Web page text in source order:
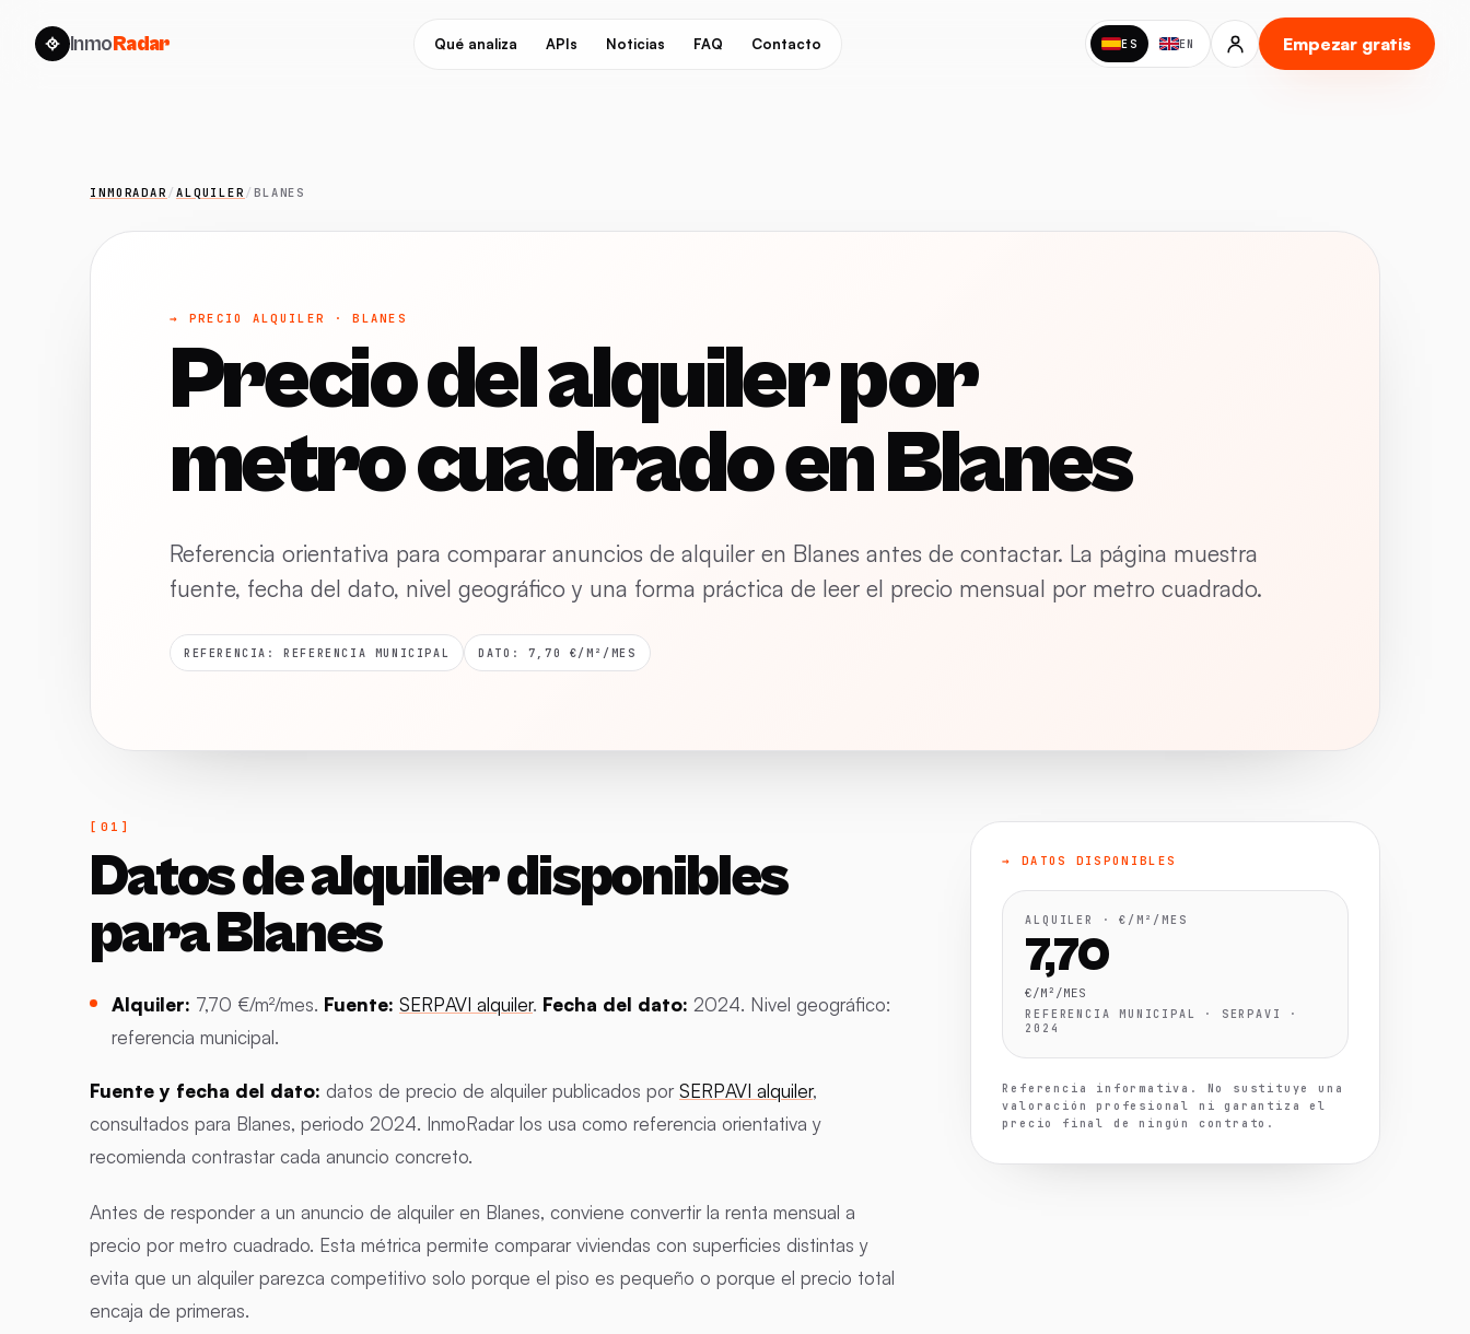
InmoRadar Qué analiza APIs Noticias FAQ Contacto ES EN Empezar gratis
INMORADAR / ALQUILER / BLANES
→ PRECIO ALQUILER · BLANES
Precio del alquiler por
metro cuadrado en Blanes
Referencia orientativa para comparar anuncios de alquiler en Blanes antes de contactar. La página muestra
fuente, fecha del dato, nivel geográfico y una forma práctica de leer el precio mensual por metro cuadrado.
REFERENCIA: REFERENCIA MUNICIPAL DATO: 7,70 €/M²/MES
→ DATOS DISPONIBLES
ALQUILER · €/M²/MES
7,70
€/M²/MES
REFERENCIA MUNICIPAL · SERPAVI ·
2024
Referencia informativa. No sustituye una
valoración profesional ni garantiza el
precio final de ningún contrato.
Datos de alquiler disponibles
para Blanes
Alquiler: 7,70 €/m²/mes. Fuente: SERPAVI alquiler. Fecha del dato: 2024. Nivel geográfico:
referencia municipal.
Fuente y fecha del dato: datos de precio de alquiler publicados porSERPAVI alquiler,
consultados para Blanes, periodo 2024. InmoRadar los usa como referencia orientativa y
recomienda contrastar cada anuncio concreto.
Antes de responder a un anuncio de alquiler en Blanes, conviene convertir la renta mensual a
precio por metro cuadrado. Esta métrica permite comparar viviendas con superficies distintas y
evita que un alquiler parezca competitivo solo porque el piso es pequeño o porque el precio total
encaja de primeras.